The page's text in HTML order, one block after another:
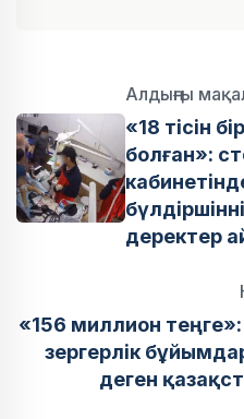
Алдыңғы
«18 тісін
болған»:
деректер
«156 миллион
зергерлік
деген